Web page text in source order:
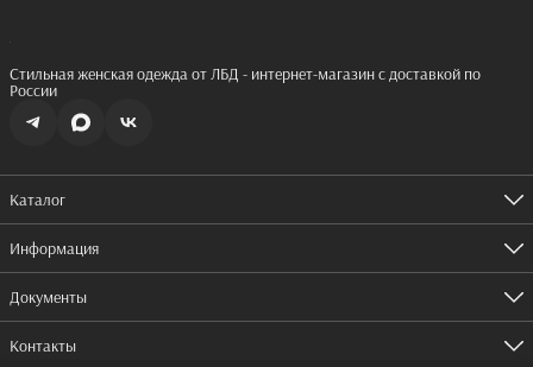
Стильная женская одежда от ЛБД - интернет-магазин с доставкой по
России
Каталог
Одежда
Обувь
Аксессуары
Информация
Оплата
Доставка
Правила возврата
Оферта
Документы
Согласие на рассылку
Пользовательское соглашение
Контакты